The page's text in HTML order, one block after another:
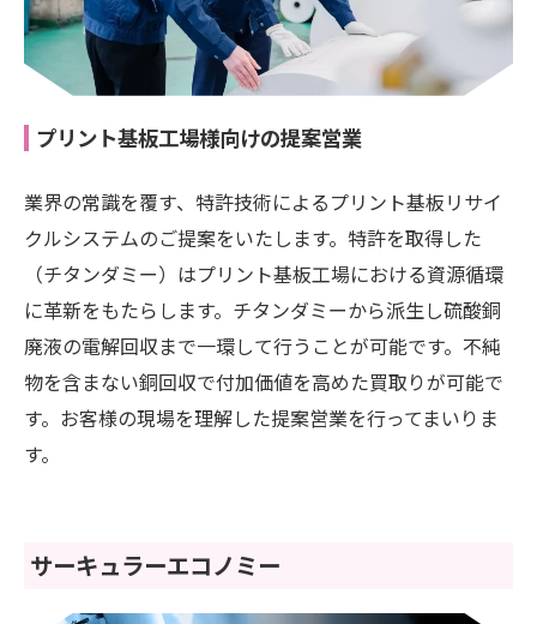
プリント基板工場様向けの提案営業
業界の常識を覆す、特許技術によるプリント基板リサイ
クルシステムのご提案をいたします。特許を取得した
（チタンダミー）はプリント基板工場における資源循環
に革新をもたらします。チタンダミーから派生し硫酸銅
廃液の電解回収まで一環して行うことが可能です。不純
物を含まない銅回収で付加価値を高めた買取りが可能で
す。お客様の現場を理解した提案営業を行ってまいりま
す。
サーキュラーエコノミー